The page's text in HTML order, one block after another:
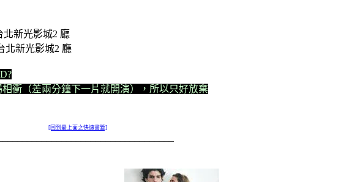
北新光影城2 廳
北新光影城2 廳
衝（差兩分鐘下一片就開演），所以只好放棄
[回到最上面之快速書籤]